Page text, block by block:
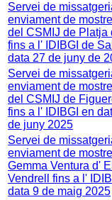
Servei de
enviament de
del CSMIJ de Platja
fins a l' IDIBGI de
data 27 de juny de
Servei de
enviament de
del CSMIJ de
fins a l' IDIBGI en
de juny 2025
Servei de
enviament de
Gemma Ventura d' El
Vendrell fins a l'
data 9 de maig 2025